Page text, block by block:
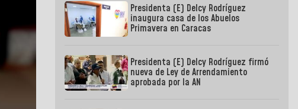
Presidenta (E) Delcy Rodríguez
inaugura casa de los Abuelos
Primavera en Caracas
Presidenta (E) Delcy Rodríguez firmó
nueva de Ley de Arrendamiento
aprobada por la AN